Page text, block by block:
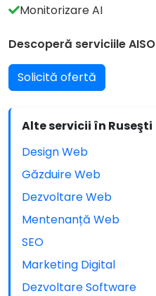
Monitorizare AI
Descoperă serviciile AISO
Solicită ofertă
Alte servicii în Ruseşti
Design Web
Găzduire Web
Dezvoltare Web
Mentenanță Web
SEO
Marketing Digital
Dezvoltare Software